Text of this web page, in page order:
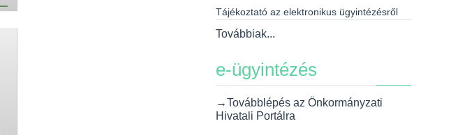
Tájékoztató az elektronikus ügyintézésről
Továbbiak...
e-ügyintézés
→Továbblépés az Önkormányzati
Hivatali Portálra